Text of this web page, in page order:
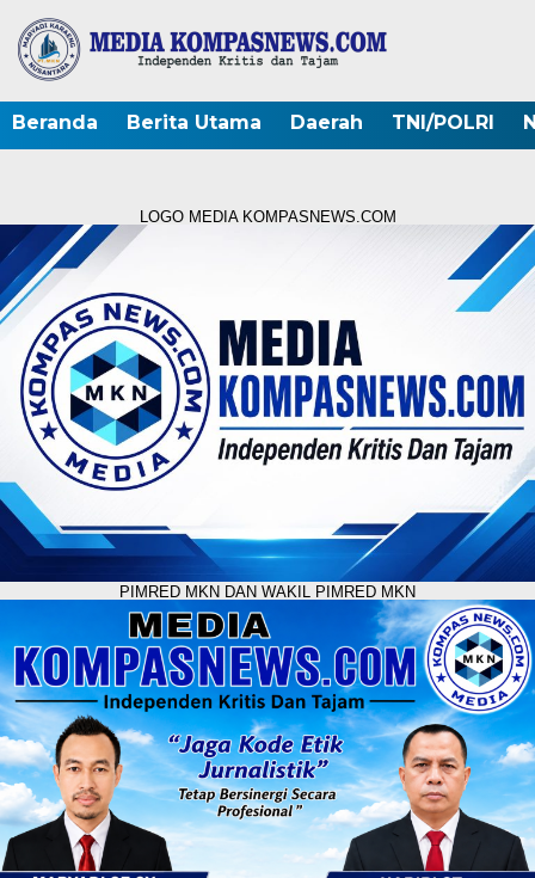
Beranda Berita Utama Daerah TNI/POLRI
LOGO MEDIA KOMPASNEWS.COM
PIMRED MKN DAN WAKIL PIMRED MKN